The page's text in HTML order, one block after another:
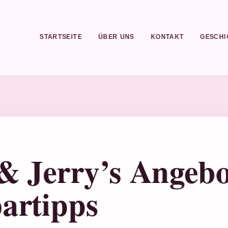
STARTSEITE ÜBER UNS KONTAKT
Jerry’s